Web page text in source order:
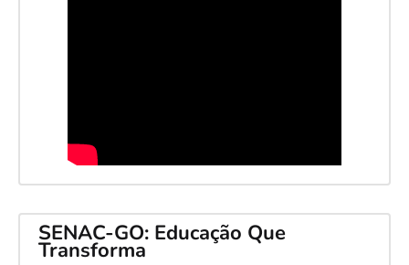
SENAC-GO: Educação Que
Transforma